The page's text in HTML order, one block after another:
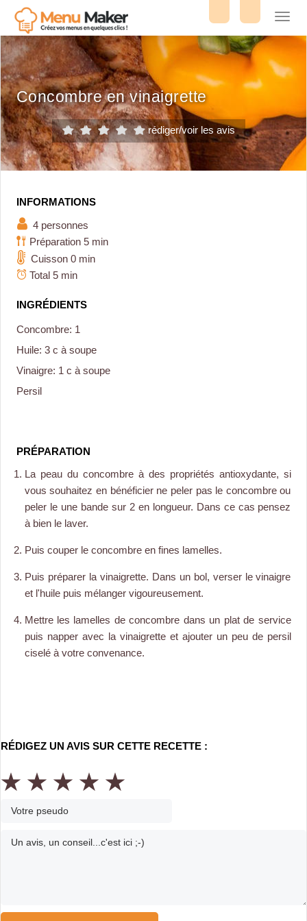
Concombre en vinaigrette
rédiger/voir les avis
INFORMATIONS
4 personnes
Préparation 5 min
Cuisson 0 min
Total 5 min
INGRÉDIENTS
Concombre: 1
Huile: 3 c à soupe
Vinaigre: 1 c à soupe
Persil
PRÉPARATION
La peau du concombre à des propriétés antioxydante, si
vous souhaitez en bénéficier ne peler pas le concombre ou
peler le une bande sur 2 en longueur. Dans ce cas pensez
à bien le laver.
Puis couper le concombre en fines lamelles.
Puis préparer la vinaigrette. Dans un bol, verser le vinaigre
et l'huile puis mélanger vigoureusement.
Mettre les lamelles de concombre dans un plat de service
puis napper avec la vinaigrette et ajouter un peu de persil
ciselé à votre convenance.
RÉDIGEZ UN AVIS SUR CETTE RECETTE :
★
★
★
★
★